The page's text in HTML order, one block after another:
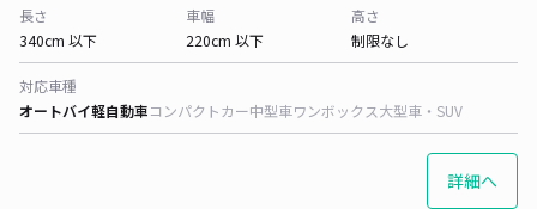
長さ
340cm 以下
車幅
220cm 以下
高さ
制限なし
対応車種
オートバイ軽自動車コンパクトカー中型車ワンボックス大型車・SUV
詳細へ